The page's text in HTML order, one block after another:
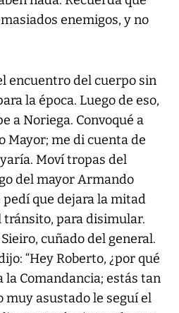
enemigos, y no
encuentro del cuerpo sin
la época. Luego de eso,
a Noriega. Convoqué a
Mayor; me di cuenta de
Moví tropas del
del mayor Armando
pedí que dejara la mitad
tránsito, para disimular.
cuñado del general.
“Hey Roberto, ¿por qué
Comandancia; estás tan
muy asustado le seguí el